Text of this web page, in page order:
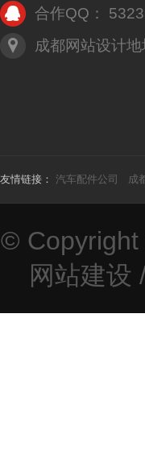
合作QQ：
成都网站设计
友情链接： 汽车配件公司 成
© Copyright
网站建设